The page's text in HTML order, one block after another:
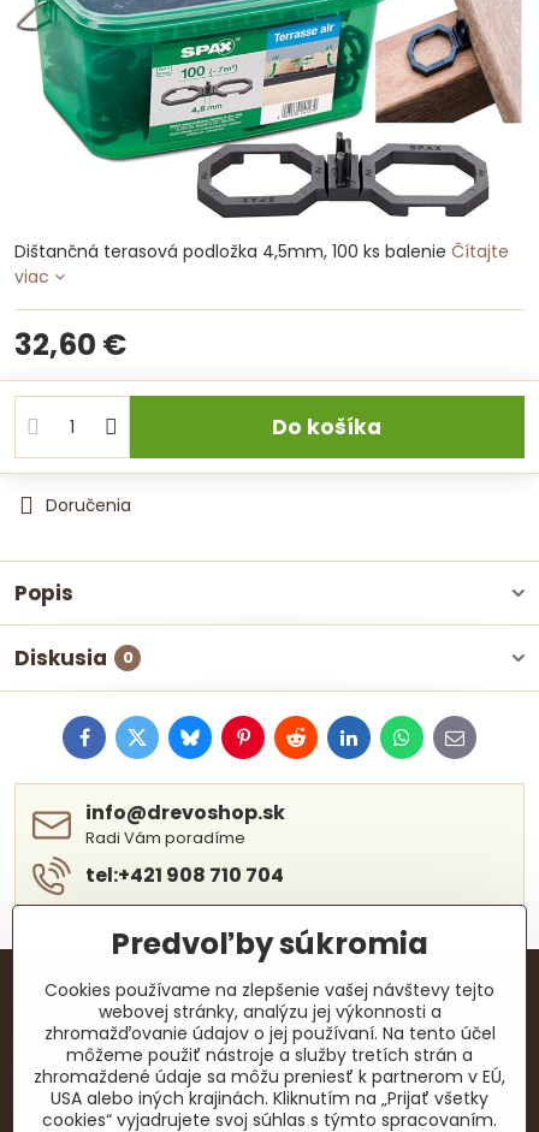
Dištančná terasová podložka 4,5mm, 100 ks balenie Čítajte
viac
32,60 €
Do košíka
Doručenia
Popis
Diskusia 0
FacebookTwitterBlueskyPinterestRedditLinkedInWhatsApp
E-
mail
info​@drevoshop​.sk
Radi Vám poradíme
tel:+421 908 710 704
KONTAKTY
Facebook
Predvoľby súkromia
Cookies používame na zlepšenie vašej návštevy tejto
webovej stránky, analýzu jej výkonnosti a
zhromažďovanie údajov o jej používaní. Na tento účel
môžeme použiť nástroje a služby tretích strán a
zhromaždené údaje sa môžu preniesť k partnerom v EÚ,
USA alebo iných krajinách. Kliknutím na „Prijať všetky
cookies“ vyjadrujete svoj súhlas s týmto spracovaním.